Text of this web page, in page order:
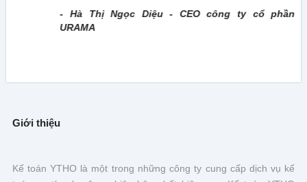
- Hà Thị Ngọc Diệu - CEO công ty cổ phần
URAMA
Giới thiệu
Kế toán YTHO là một trong những công ty cung cấp dịch vụ kế